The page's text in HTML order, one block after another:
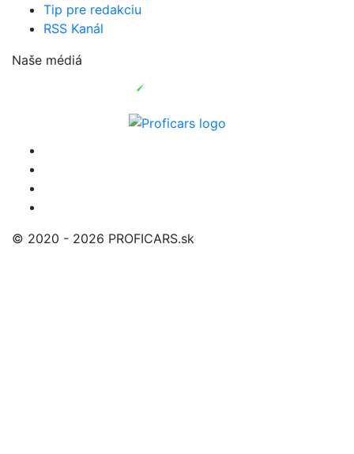
Tip pre redakciu
RSS Kanál
Naše médiá
© 2020 - 2026 PROFICARS.sk